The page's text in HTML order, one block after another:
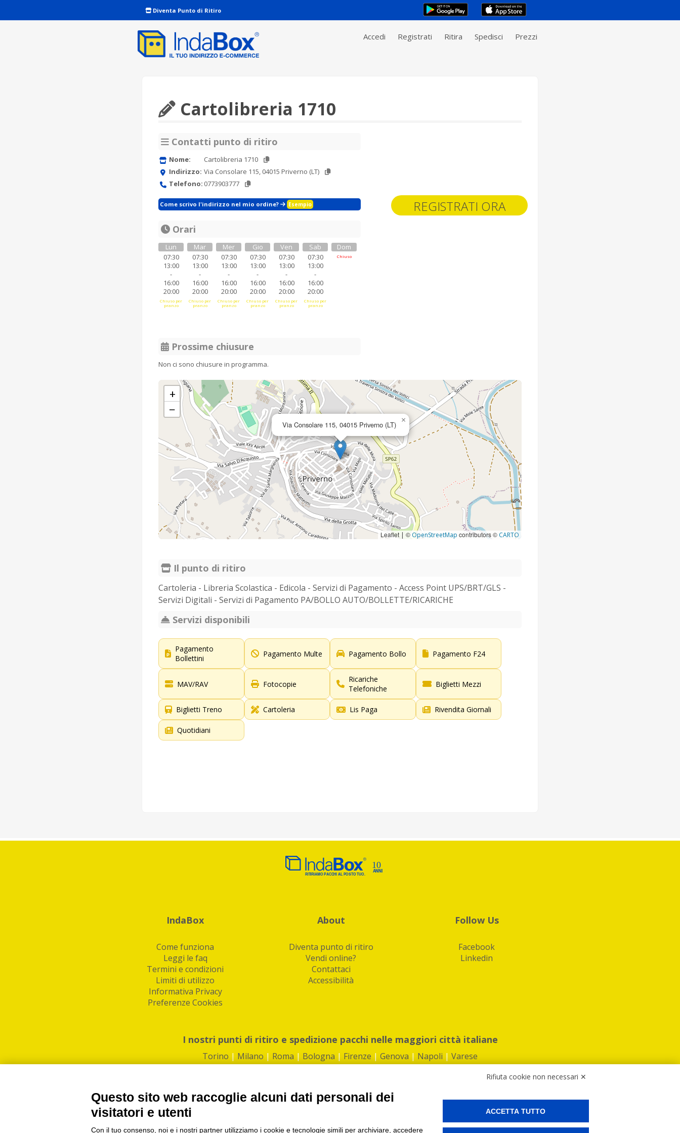
Diventa Punto di Ritiro
Accedi Registrati Ritira Spedisci Prezzi
REGISTRATI ORA
Cartolibreria 1710
Contatti punto di ritiro
Nome:
Cartolibreria 1710
Indirizzo: Via Consolare 115, 04015 Priverno (LT)
Telefono: 0773903777
Come scrivo l'indirizzo nel mio ordine? Esempio
Orari
Lun
07:30
13:00
-
16:00
20:00
Chiuso per
pranzo
Mar
07:30
13:00
-
16:00
20:00
Chiuso per
pranzo
Mer
07:30
13:00
-
16:00
20:00
Chiuso per
pranzo
Gio
07:30
13:00
-
16:00
20:00
Chiuso per
pranzo
Ven
07:30
13:00
-
16:00
20:00
Chiuso per
pranzo
Sab
07:30
13:00
-
16:00
20:00
Chiuso per
pranzo
Dom
Chiuso
Prossime chiusure
Non ci sono chiusure in programma.
Via Consolare 115, 04015 Priverno (LT) ×
+
−
Leaflet | © OpenStreetMap contributors © CARTO
Il punto di ritiro
Cartoleria - Libreria Scolastica - Edicola - Servizi di Pagamento - Access Point UPS/BRT/GLS -
Servizi Digitali - Servizi di Pagamento PA/BOLLO AUTO/BOLLETTE/RICARICHE
Servizi disponibili
Pagamento
Bollettini
Pagamento Multe Pagamento Bollo Pagamento F24
MAV/RAV Fotocopie
Ricariche
Telefoniche
Biglietti Mezzi
Biglietti Treno Cartoleria Lis Paga Rivendita Giornali
Quotidiani
IndaBox
Come funziona
Leggi le faq
Termini e condizioni
Limiti di utilizzo
Informativa Privacy
Preferenze Cookies
About
Diventa punto di ritiro
Vendi online?
Contattaci
Accessibilità
Follow Us
Facebook
Linkedin
I nostri punti di ritiro e spedizione pacchi nelle maggiori città italiane
Torino | Milano | Roma | Bologna | Firenze | Genova | Napoli | Varese
PI/CF/N°Iscr.: 10821360012 | REA: RM 1494760 | Cap.Soc.: 50.000€ |Whistleblowing|Privacy|Preferenze Cookies
Rifiuta cookie non necessari ✕
Questo sito web raccoglie alcuni dati personali dei
visitatori e utenti
Con il tuo consenso, noi e i nostri partner utilizziamo i cookie e tecnologie simili per archiviare, accedere
ACCETTA TUTTO